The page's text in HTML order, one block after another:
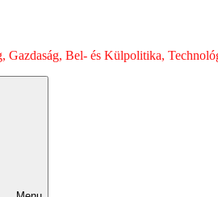
Bel- és Külpolitika,